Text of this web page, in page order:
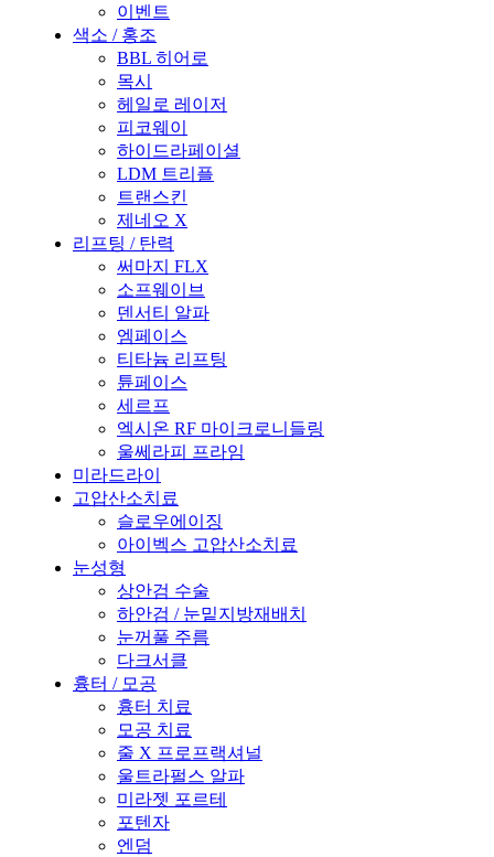
이벤트
색소 / 홍조
BBL 히어로
목시
헤일로 레이저
피코웨이
하이드라페이셜
LDM 트리플
트랜스킨
제네오 X
리프팅 / 탄력
써마지 FLX
소프웨이브
덴서티 알파
엠페이스
티타늄 리프팅
튠페이스
세르프
엑시온 RF 마이크로니들링
울쎄라피 프라임
미라드라이
고압산소치료
슬로우에이징
아이벡스 고압산소치료
눈성형
상안검 수술
하안검 / 눈밑지방재배치
눈꺼풀 주름
다크서클
흉터 / 모공
흉터 치료
모공 치료
줄 X 프로프랙셔널
울트라펄스 알파
미라젯 포르테
포텐자
엔덤